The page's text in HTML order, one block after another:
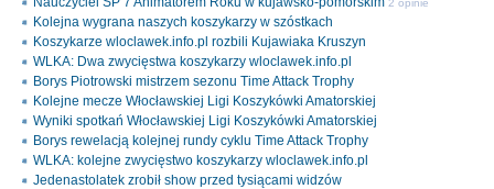
2 opinie
Kolejna wygrana naszych koszykarzy w szóstkach
Koszykarze wloclawek.info.pl rozbili Kujawiaka Kruszyn
WLKA: Dwa zwycięstwa koszykarzy wloclawek.info.pl
Borys Piotrowski mistrzem sezonu Time Attack Trophy
Kolejne mecze Włocławskiej Ligi Koszykówki Amatorskiej
Wyniki spotkań Włocławskiej Ligi Koszykówki Amatorskiej
Borys rewelacją kolejnej rundy cyklu Time Attack Trophy
WLKA: kolejne zwycięstwo koszykarzy wloclawek.info.pl
Jedenastolatek zrobił show przed tysiącami widzów